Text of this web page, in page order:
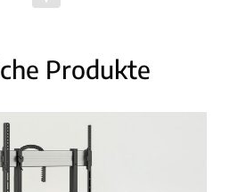
Produkte